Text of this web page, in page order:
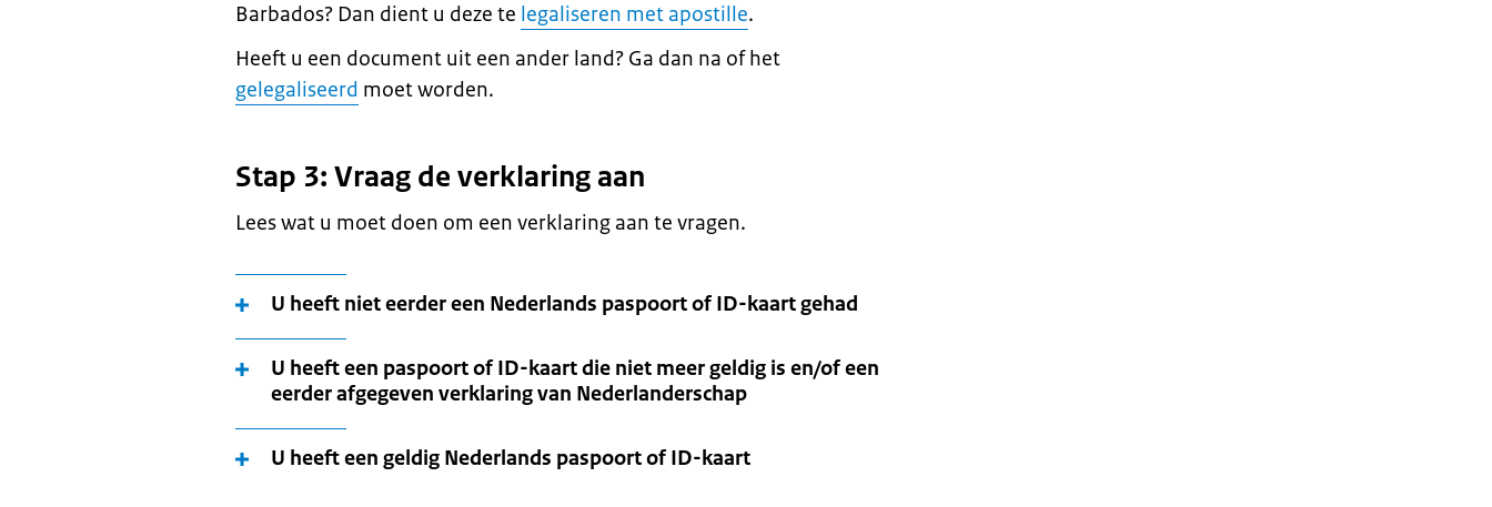
Barbados? Dan dient u deze te legaliseren met apostille.
Heeft u een document uit een ander land? Ga dan na of het
gelegaliseerd moet worden.
Stap 3: Vraag de verklaring aan
Lees wat u moet doen om een verklaring aan te vragen.
U heeft niet eerder een Nederlands paspoort of ID-kaart gehad
U heeft een paspoort of ID-kaart die niet meer geldig is en/of een
eerder afgegeven verklaring van Nederlanderschap
U heeft een geldig Nederlands paspoort of ID-kaart